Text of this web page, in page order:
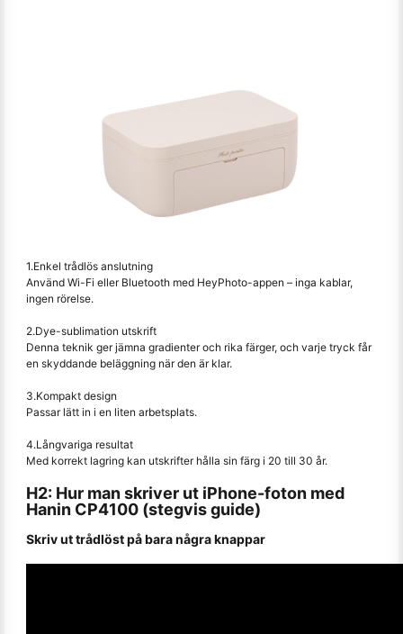
1.Enkel trådlös anslutning
Använd Wi-Fi eller Bluetooth med HeyPhoto-appen – inga kablar,
ingen rörelse.
2.Dye-sublimation utskrift
Denna teknik ger jämna gradienter och rika färger, och varje tryck får
en skyddande beläggning när den är klar.
3.Kompakt design
Passar lätt in i en liten arbetsplats.
4.Långvariga resultat
Med korrekt lagring kan utskrifter hålla sin färg i 20 till 30 år.
H2: Hur man skriver ut iPhone-foton med
Hanin CP4100 (stegvis guide)
Skriv ut trådlöst på bara några knappar